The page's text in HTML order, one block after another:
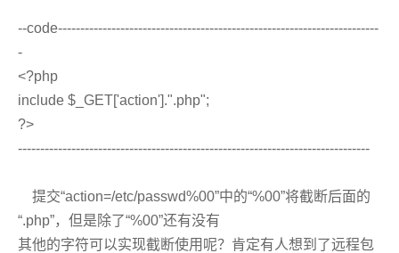
--code------------------------------------------------------------------------
-
<?php
include $_GET['action'].".php";
?>
-------------------------------------------------------------------------------
提交“action=/etc/passwd%00”中的“%00”将截断后面的
“.php”，但是除了“%00”还有没有
其他的字符可以实现截断使用呢？肯定有人想到了远程包